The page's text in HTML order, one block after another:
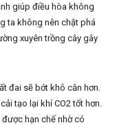
giúp điều hòa không
ta không nên chặt phá
xuyên trồng cây gây
đai sẽ bớt khô cằn hơn.
tạo lại khí CO2 tốt hơn.
hạn chế nhờ có